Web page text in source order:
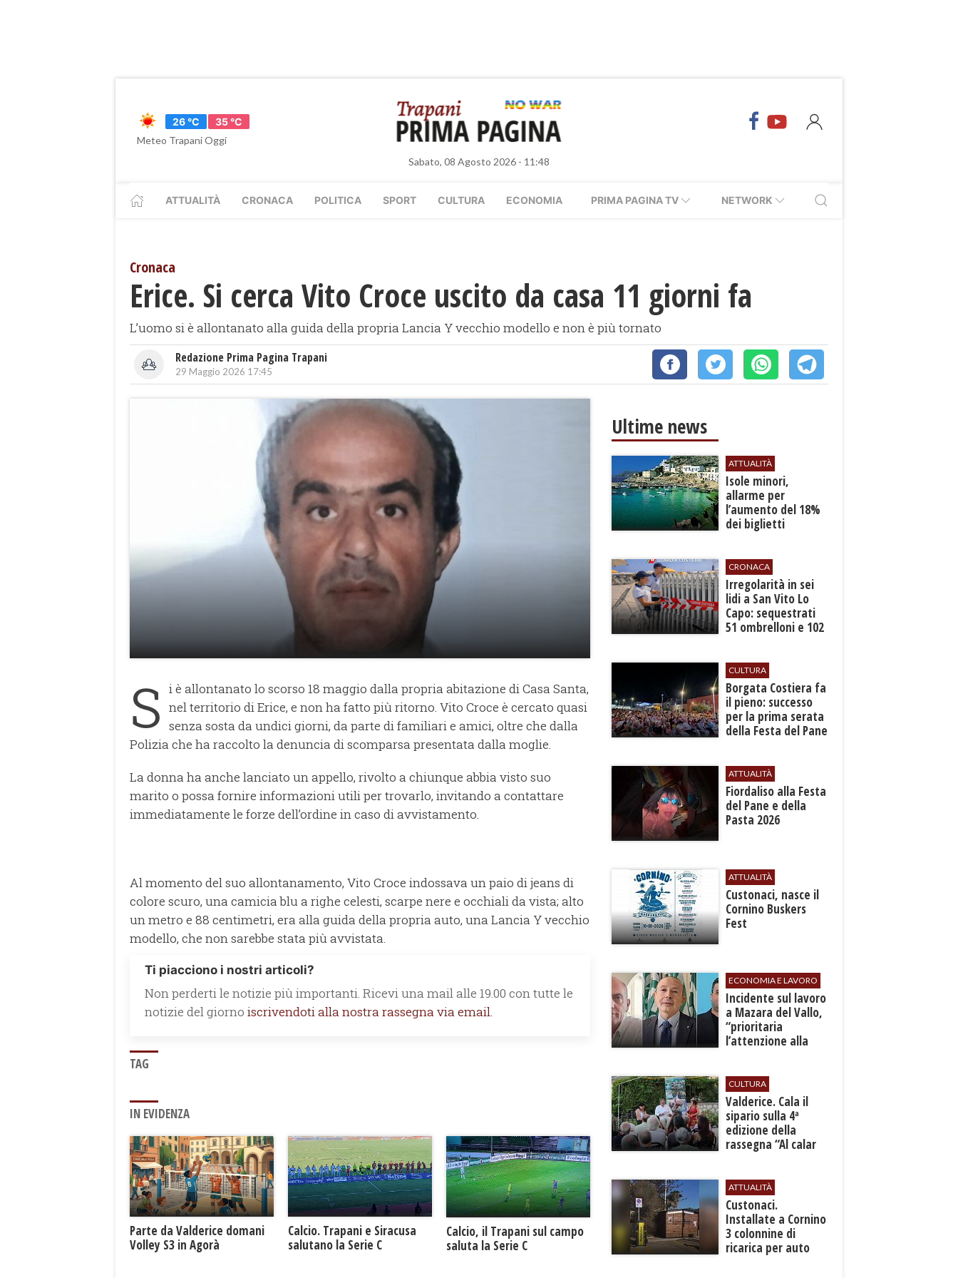
26 °C
35 °C
Meteo Trapani Oggi
Sabato, 08 Agosto 2026 - 11:48
ATTUALITÀ CRONACA POLITICA SPORT CULTURA ECONOMIA PRIMA PAGINA TV NETWORK
Cronaca
​Erice. Si cerca Vito Croce uscito da casa 11 giorni fa
L’uomo si è allontanato alla guida della propria Lancia Y vecchio modello e non è più tornato
Redazione Prima Pagina Trapani
29 Maggio 2026 17:45
S i è allontanato lo scorso 18 maggio dalla propria abitazione di Casa Santa,
nel territorio di Erice, e non ha fatto più ritorno. Vito Croce è cercato quasi
senza sosta da undici giorni, da parte di familiari e amici, oltre che dalla
Polizia che ha raccolto la denuncia di scomparsa presentata dalla moglie.
La donna ha anche lanciato un appello, rivolto a chiunque abbia visto suo
marito o possa fornire informazioni utili per trovarlo, invitando a contattare
immediatamente le forze dell’ordine in caso di avvistamento.
Al momento del suo allontanamento, Vito Croce indossava un paio di jeans di
colore scuro, una camicia blu a righe celesti, scarpe nere e occhiali da vista; alto
un metro e 88 centimetri, era alla guida della propria auto, una Lancia Y vecchio
modello, che non sarebbe stata più avvistata.
Ti piacciono i nostri articoli?
Non perderti le notizie più importanti. Ricevi una mail alle 19.00 con tutte le
notizie del giorno iscrivendoti alla nostra rassegna via email.
TAG
IN EVIDENZA
Parte da Valderice domani
Volley S3 in Agorà
Calcio. Trapani e Siracusa
salutano la Serie C
Calcio, il Trapani sul campo
saluta la Serie C
Ultime news
ATTUALITÀ
Isole minori,
allarme per
l’aumento del 18%
dei biglietti
CRONACA
Irregolarità in sei
lidi a San Vito Lo
Capo: sequestrati
51 ombrelloni e 102
CULTURA
​Borgata Costiera fa
il pieno: successo
per la prima serata
della Festa del Pane
ATTUALITÀ
Fiordaliso alla Festa
del Pane e della
Pasta 2026
ATTUALITÀ
Custonaci, nasce il
Cornino Buskers
Fest
ECONOMIA E LAVORO
​Incidente sul lavoro
a Mazara del Vallo,
“prioritaria
l’attenzione alla
CULTURA
Valderice. Cala il
sipario sulla 4ª
edizione della
rassegna “Al calar
ATTUALITÀ
Custonaci.
Installate a Cornino
3 colonnine di
ricarica per auto